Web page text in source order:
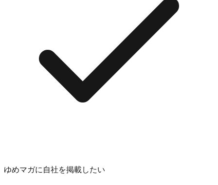
ゆめマガに自社を掲載したい